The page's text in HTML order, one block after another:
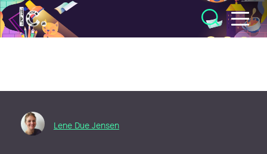
Illustratörcentrum
Lene Due Jensen